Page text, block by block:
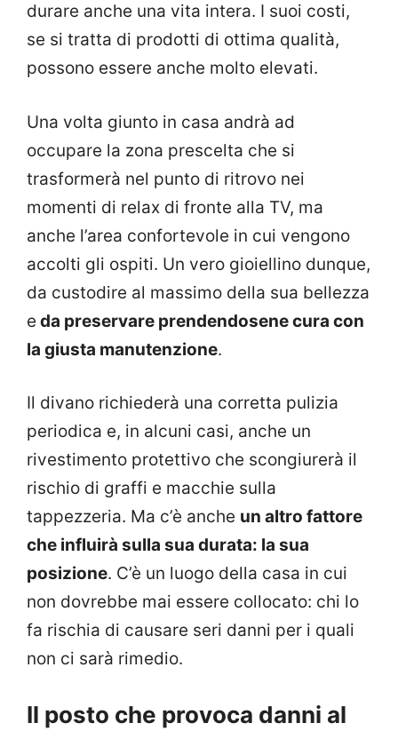
durare anche una vita intera. I suoi costi,
se si tratta di prodotti di ottima qualità,
possono essere anche molto elevati.
Una volta giunto in casa andrà ad
occupare la zona prescelta che si
trasformerà nel punto di ritrovo nei
momenti di relax di fronte alla TV, ma
anche l’area confortevole in cui vengono
accolti gli ospiti. Un vero gioiellino dunque,
da custodire al massimo della sua bellezza
e da preservare prendendosene cura con
la giusta manutenzione.
Il divano richiederà una corretta pulizia
periodica e, in alcuni casi, anche un
rivestimento protettivo che scongiurerà il
rischio di graffi e macchie sulla
tappezzeria. Ma c’è anche un altro fattore
che influirà sulla sua durata: la sua
posizione. C’è un luogo della casa in cui
non dovrebbe mai essere collocato: chi lo
fa rischia di causare seri danni per i quali
non ci sarà rimedio.
Il posto che provoca danni al